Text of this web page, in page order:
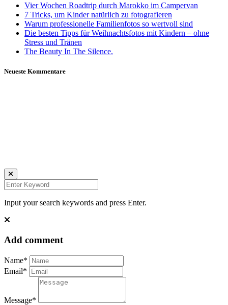
Vier Wochen Roadtrip durch Marokko im Campervan
7 Tricks, um Kinder natürlich zu fotografieren
Warum professionelle Familienfotos so wertvoll sind
Die besten Tipps für Weihnachtsfotos mit Kindern – ohne
Stress und Tränen
The Beauty In The Silence.
Neueste Kommentare
Input your search keywords and press Enter.
Add comment
Name*
Email*
Message*